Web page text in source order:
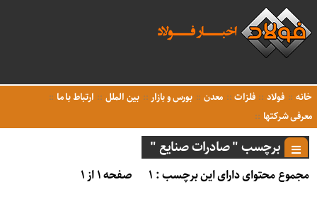
خانه فولاد فلزات معدن بورس و بازار بین الملل
ارتباط با ما
معرفی شرکتها
برچسب " صادرات صنایع "
مجموع محتوای دارای این برچسب : ۱
صفحه ۱ از ۱